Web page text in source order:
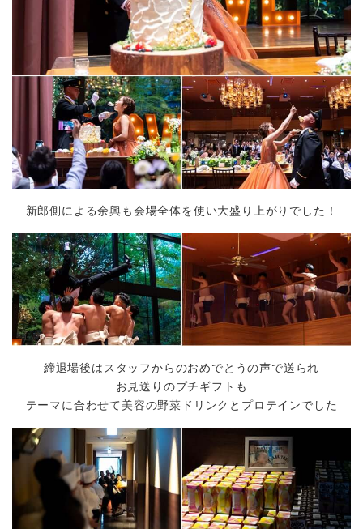
新郎側による余興も会場全体を使い大盛り上がりでした！
締退場後はスタッフからのおめでとうの声で送られ
お見送りのプチギフトも
テーマに合わせて美容の野菜ドリンクとプロテインでした